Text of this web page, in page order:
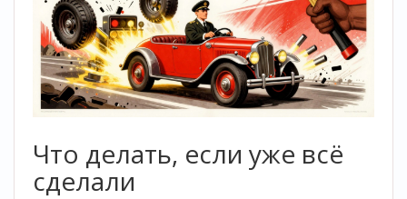
Что делать, если уже всё
сделали